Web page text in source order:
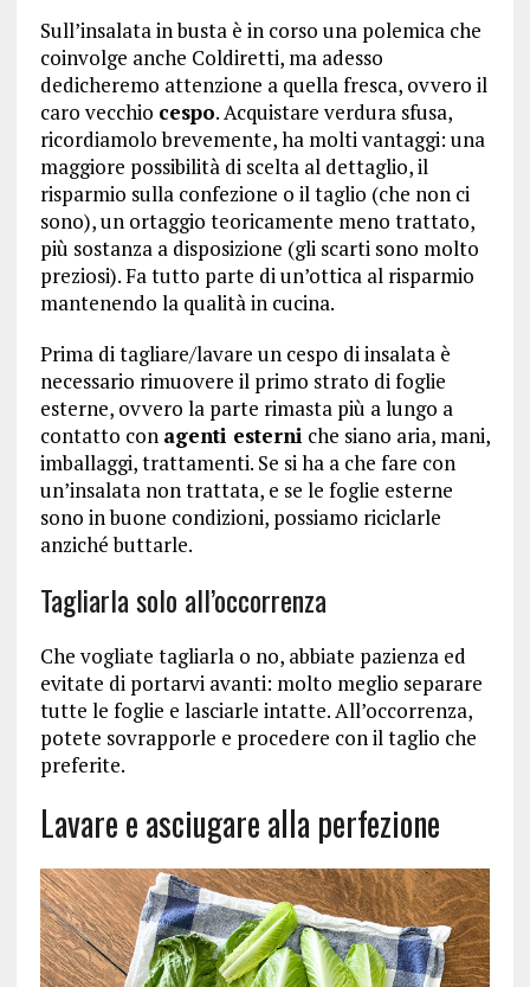
Sull’insalata in busta è in corso una polemica che
coinvolge anche Coldiretti, ma adesso
dedicheremo attenzione a quella fresca, ovvero il
caro vecchio cespo. Acquistare verdura sfusa,
ricordiamolo brevemente, ha molti vantaggi: una
maggiore possibilità di scelta al dettaglio, il
risparmio sulla confezione o il taglio (che non ci
sono), un ortaggio teoricamente meno trattato,
più sostanza a disposizione (gli scarti sono molto
preziosi). Fa tutto parte di un’ottica al risparmio
mantenendo la qualità in cucina.
Prima di tagliare/lavare un cespo di insalata è
necessario rimuovere il primo strato di foglie
esterne, ovvero la parte rimasta più a lungo a
contatto con agenti esterni che siano aria, mani,
imballaggi, trattamenti. Se si ha a che fare con
un’insalata non trattata, e se le foglie esterne
sono in buone condizioni, possiamo riciclarle
anziché buttarle.
Tagliarla solo all’occorrenza
Che vogliate tagliarla o no, abbiate pazienza ed
evitate di portarvi avanti: molto meglio separare
tutte le foglie e lasciarle intatte. All’occorrenza,
potete sovrapporle e procedere con il taglio che
preferite.
Lavare e asciugare alla perfezione